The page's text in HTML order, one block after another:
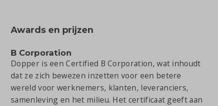
Awards en prijzen
B Corporation
Dopper is een Certified B Corporation, wat inhoudt
dat ze zich bewezen inzetten voor een betere
wereld voor werknemers, klanten, leveranciers,
samenleving en het milieu. Het certificaat geeft aan